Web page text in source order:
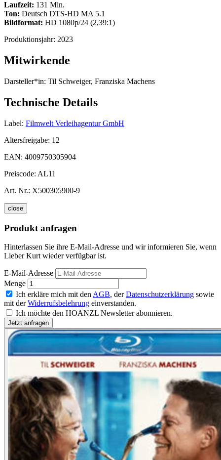
Laufzeit: 131 Min.
Ton: Deutsch DTS-HD MA 5.1
Bildformat: HD 1080p/24 (2,39:1)
Produktionsjahr: 2023
Mitwirkende
Darsteller*in: Til Schweiger, Franziska Machens
Technische Details
Label: Filmwelt Verleihagentur GmbH
Altersfreigabe: 12
EAN: 4009750305904
Preiscode: AL11
Art. Nr.: X500305900-9
close
Produkt anfragen
Hinterlassen Sie ihre E-Mail-Adresse und wir informieren Sie, wenn
Lieber Kurt wieder verfügbar ist.
E-Mail-Adresse
Menge
Ich erkläre mich mit den AGB, derDatenschutzerklärung sowie
mit derWiderrufsbelehrung einverstanden.
Ich möchte den HOANZL Newsletter abonnieren.